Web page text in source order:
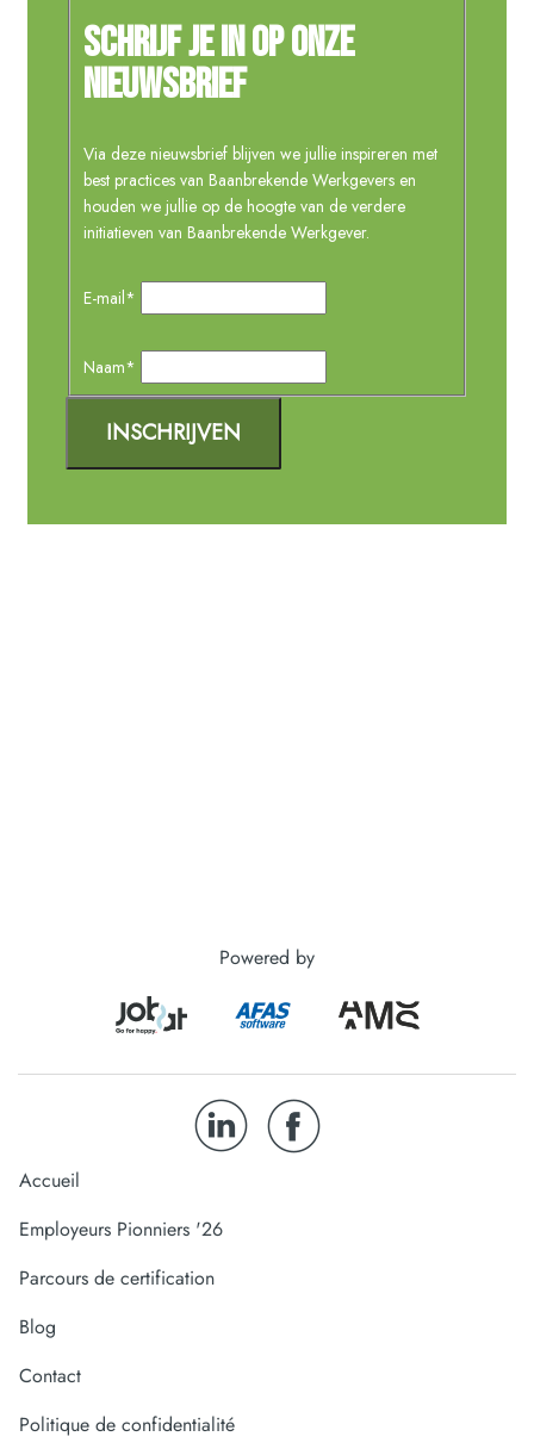
Powered by
Accueil
Employeurs Pionniers '26
Parcours de certification
Blog
Contact
Politique de confidentialité